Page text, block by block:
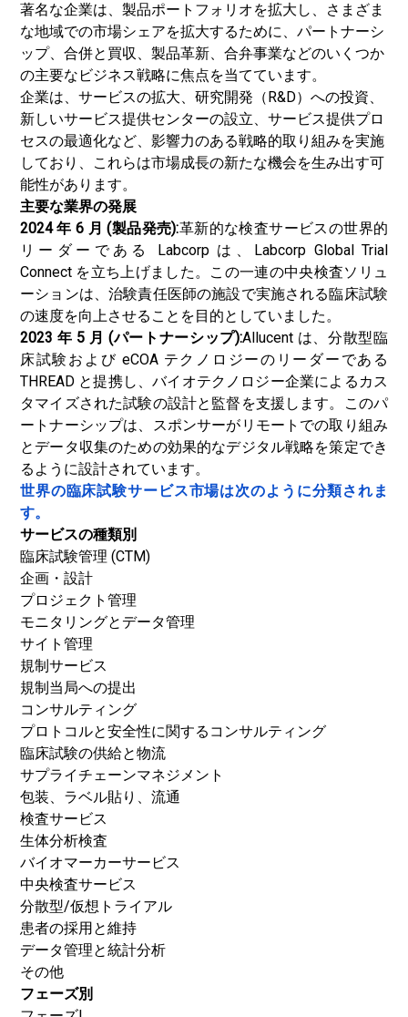
著名な企業は、製品ポートフォリオを拡大し、さまざま
な地域での市場シェアを拡大​​するために、パートナーシ
ップ、合併と買収、製品革新、合弁事業などのいくつか
の主要なビジネス戦略に焦点を当てています。
企業は、サービスの拡大、研究開発（R&D）への投資、
新しいサービス提供センターの設立、サービス提供プロ
セスの最適化など、影響力のある戦略的取り組みを実施
しており、これらは市場成長の新たな機会を生み出す可
能性があります。
主要な業界の発展
2024 年 6 月 (製品発売):革新的な検査サービスの世界的
リーダーである Labcorp は、Labcorp Global Trial
Connect を立ち上げました。この一連の中央検査ソリュ
ーションは、治験責任医師の施設で実施される臨床試験
の速度を向上させることを目的としていました。
2023 年 5 月 (パートナーシップ):Allucent は、分散型臨
床試験および eCOA テクノロジーのリーダーである
THREAD と提携し、バイオテクノロジー企業によるカス
タマイズされた試験の設計と監督を支援します。このパ
ートナーシップは、スポンサーがリモートでの取り組み
とデータ収集のための効果的なデジタル戦略を策定でき
るように設計されています。
世界の臨床試験サービス市場は次のように分類されま
す。
サービスの種類別
臨床試験管理 (CTM)
企画・設計
プロジェクト管理
モニタリングとデータ管理
サイト管理
規制サービス
規制当局への提出
コンサルティング
プロトコルと安全性に関するコンサルティング
臨床試験の供給と物流
サプライチェーンマネジメント
包装、ラベル貼り、流通
検査サービス
生体分析検査
バイオマーカーサービス
中央検査サービス
分散型/仮想トライアル
患者の採用と維持
データ管理と統計分析
その他
フェーズ別